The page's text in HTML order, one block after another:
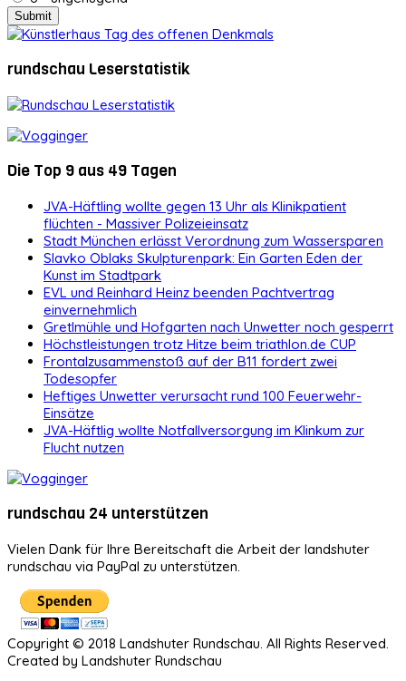
rundschau Leserstatistik
Die Top 9 aus 49 Tagen
JVA-Häftling wollte gegen 13 Uhr als Klinikpatient
flüchten - Massiver Polizeieinsatz
Stadt München erlässt Verordnung zum Wassersparen
Slavko Oblaks Skulpturenpark: Ein Garten Eden der
Kunst im Stadtpark
EVL und Reinhard Heinz beenden Pachtvertrag
einvernehmlich
Gretlmühle und Hofgarten nach Unwetter noch gesperrt
Höchstleistungen trotz Hitze beim triathlon.de CUP
Frontalzusammenstoß auf der B11 fordert zwei
Todesopfer
Heftiges Unwetter verursacht rund 100 Feuerwehr-
Einsätze
JVA-Häftlig wollte Notfallversorgung im Klinkum zur
Flucht nutzen
rundschau 24 unterstützen
Vielen Dank für Ihre Bereitschaft die Arbeit der landshuter
rundschau via PayPal zu unterstützen.
Copyright © 2018 Landshuter Rundschau. All Rights Reserved.
Created by Landshuter Rundschau